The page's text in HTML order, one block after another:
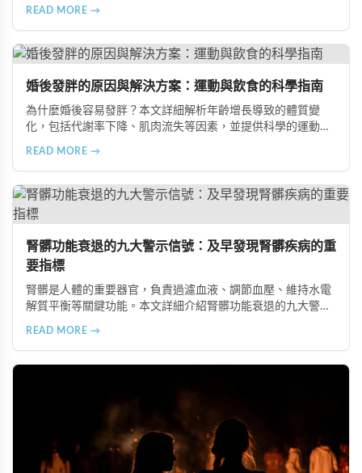
在風險、長期素食的營養失衡，以及高油脂高蛋白飲食的負
擔，幫助準備懷孕的夫妻提升受孕機率。
READ MORE →
婚後發胖的原因與解決方案：運動與飲食的科學指南
為什麼婚後容易發胖？本文詳細解析年齡增長導致的體質變
化，包括代謝率下降、肌肉流失等因素，並提供科學的運動與
READ MORE →
腎髒功能衰退的九大警示信號：及早發現腎髒疾病的重
要指標
腎髒是人體的重要器官，負責過濾血液、調節血壓、維持水電
解質平衡等關鍵功能。本文詳細介紹腎髒功能衰退的九大警示
便困難以及頭暈伴隨耳鳴等症狀，幫助您及早發現腎髒疾病的
READ MORE →